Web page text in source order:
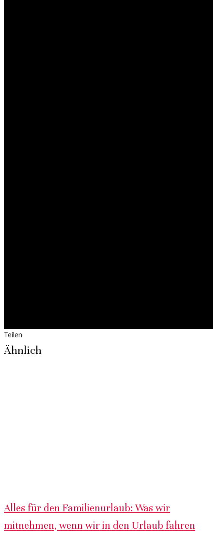
Teilen
Ähnlich
Alles für den Familienurlaub: Was wir
mitnehmen, wenn wir in den Urlaub fahren